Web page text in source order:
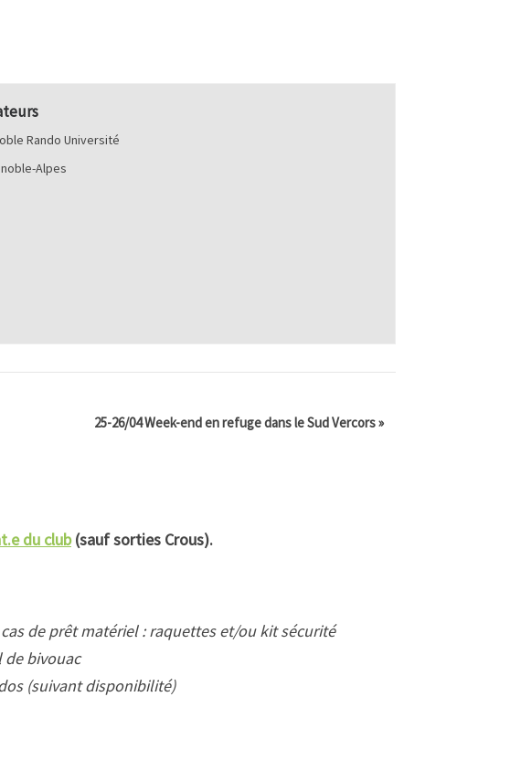
Rando Université
Alpes
25-26/04 Week-end en refuge dans le Sud Vercors»
du club(sauf sorties Crous).
de prêt matériel : raquettes et/ou kit sécurité
de bivouac
(suivant disponibilité)